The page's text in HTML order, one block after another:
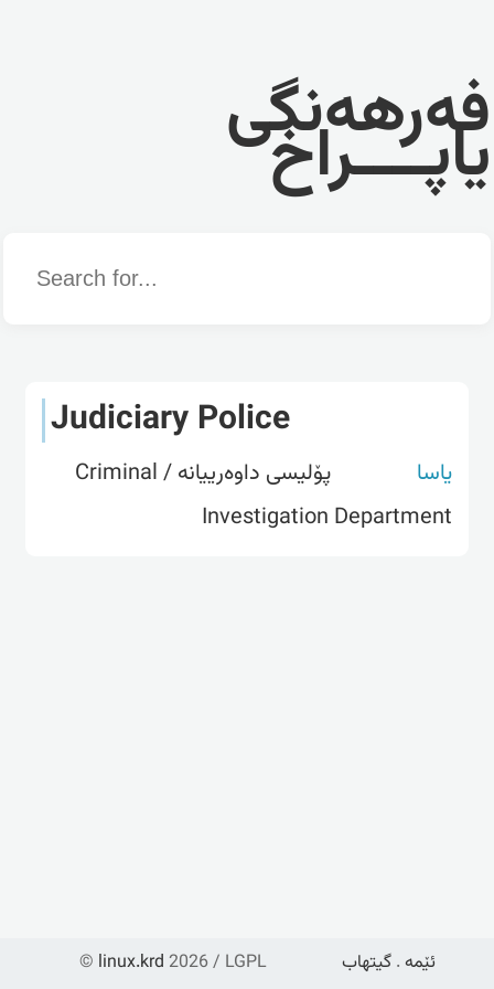
فەرهەنگی
یاپــــراخ
Word
Judiciary Police
یاسا
پۆلیسی داوەرییانە / Criminal
Investigation Department
© linux.krd 2026 / LGPL ئێمە . گیتهاب